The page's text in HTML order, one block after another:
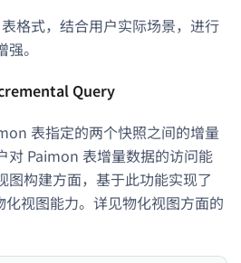
格式，结合用户实际场景，进行
。
Query
表指定的两个快照之间的增量
对 Paimon 表增量数据的访问能
图构建方面，基于此功能实现了
视图能力。详见物化视图方面的